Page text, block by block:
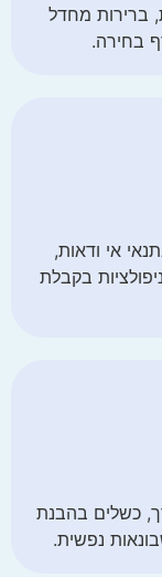
ברירות מחדל
בחירה.
אי ודאות,
בקבלת
כשלים בהבנת
נפשית.